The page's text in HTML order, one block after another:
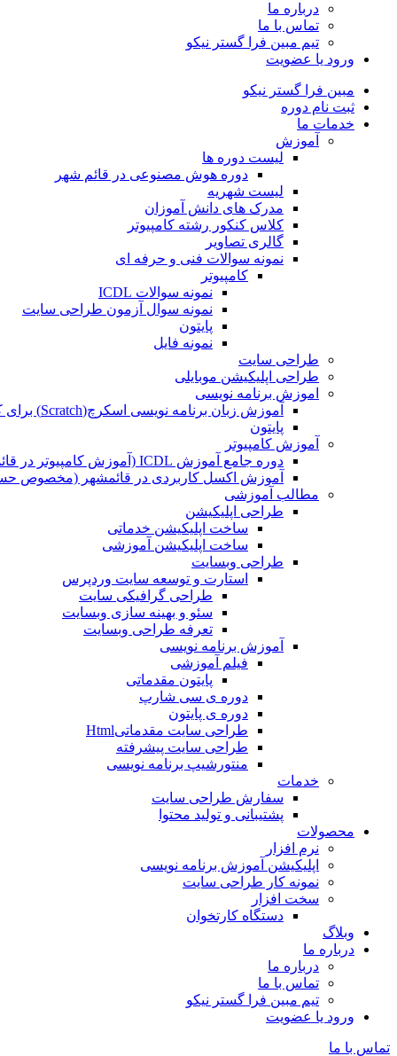
درباره ما
تماس با ما
تیم مبین فرا گستر نیکو
ورود یا عضویت
مبین فرا گستر نیکو
ثبت نام دوره
خدمات ما
آموزش
لیست دوره ها
دوره هوش مصنوعی در قائم شهر
لیست شهریه
مدرک های دانش آموزان
کلاس کنکور رشته کامپیوتر
گالری تصاویر
نمونه سوالات فنی و حرفه ای
کامپیوتر
نمونه سوالات ICDL
نمونه سوال آزمون طراحی سایت
پایتون
نمونه فایل
طراحی سایت
طراحی اپلیکیشن موبایلی
اموزش برنامه نویسی
آموزش زبان برنامه نویسی اسکرچ(Scratch) برای کودکان
پایتون
آموزش کامپیوتر
دوره جامع آموزش ICDL (آموزش کامپیوتر در قائمشهر)
آموزش اکسل کاربردی در قائمشهر (مخصوص
مطالب آموزشی
طراحی اپلیکیشن
ساخت اپلیکیشن خدماتی
ساخت اپلیکیشن آموزشی
طراحی وبسایت
استارت و توسعه سایت وردپرس
طراحی گرافیکی سایت
سئو و بهینه سازی وبسایت
تعرفه طراحی وبسایت
آموزش برنامه نویسی
فیلم آموزشی
پایتون مقدماتی
دوره ی سی شارپ
دوره ی پایتون
طراحی سایت مقدماتیHtml
طراحی سایت پیشرفته
منتورشیپ برنامه نویسی
خدمات
سفارش طراحی سایت
پشتیبانی و تولید محتوا
محصولات
نرم افزار
اپلیکیشن آموزش برنامه نویسی
نمونه کار طراحی سایت
سخت افزار
دستگاه کارتخوان
وبلاگ
درباره ما
درباره ما
تماس با ما
تیم مبین فرا گستر نیکو
ورود یا عضویت
تماس با ما